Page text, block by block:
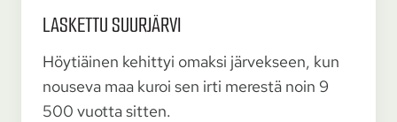
LASKETTU SUURJÄRVI
Höytiäinen kehittyi omaksi järvekseen, kun
nouseva maa kuroi sen irti merestä noin 9
500 vuotta sitten.